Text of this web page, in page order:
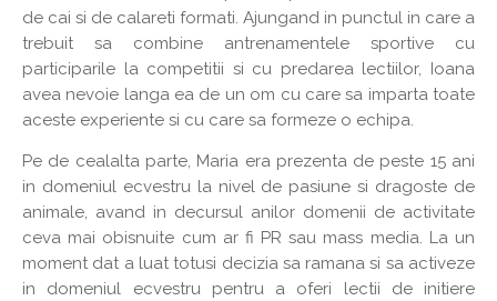
de cai si de calareti formati. Ajungand in punctul in care a
trebuit sa combine antrenamentele sportive cu
participarile la competitii si cu predarea lectiilor, Ioana
avea nevoie langa ea de un om cu care sa imparta toate
aceste experiente si cu care sa formeze o echipa.
Pe de cealalta parte, Maria era prezenta de peste 15 ani
in domeniul ecvestru la nivel de pasiune si dragoste de
animale, avand in decursul anilor domenii de activitate
ceva mai obisnuite cum ar fi PR sau mass media. La un
moment dat a luat totusi decizia sa ramana si sa activeze
in domeniul ecvestru pentru a oferi lectii de initiere